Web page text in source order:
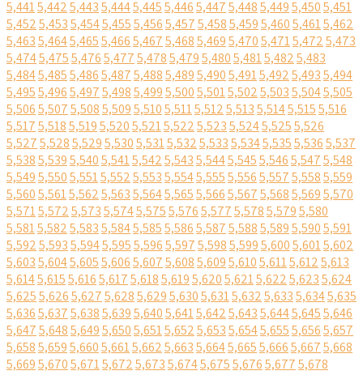
5,4415,4425,4435,4445,4455,4465,4475,4485,4495,4505,451
5,4525,4535,4545,4555,4565,4575,4585,4595,4605,4615,462
5,4635,4645,4655,4665,4675,4685,4695,4705,4715,4725,473
5,4745,4755,4765,4775,4785,4795,4805,4815,4825,483
5,4845,4855,4865,4875,4885,4895,4905,4915,4925,4935,494
5,4955,4965,4975,4985,4995,5005,5015,5025,5035,5045,505
5,5065,5075,5085,5095,5105,5115,5125,5135,5145,5155,516
5,5175,5185,5195,5205,5215,5225,5235,5245,5255,526
5,5275,5285,5295,5305,5315,5325,5335,5345,5355,5365,537
5,5385,5395,5405,5415,5425,5435,5445,5455,5465,5475,548
5,5495,5505,5515,5525,5535,5545,5555,5565,5575,5585,559
5,5605,5615,5625,5635,5645,5655,5665,5675,5685,5695,570
5,5715,5725,5735,5745,5755,5765,5775,5785,5795,580
5,5815,5825,5835,5845,5855,5865,5875,5885,5895,5905,591
5,5925,5935,5945,5955,5965,5975,5985,5995,6005,6015,602
5,6035,6045,6055,6065,6075,6085,6095,6105,6115,6125,613
5,6145,6155,6165,6175,6185,6195,6205,6215,6225,6235,624
5,6255,6265,6275,6285,6295,6305,6315,6325,6335,6345,635
5,6365,6375,6385,6395,6405,6415,6425,6435,6445,6455,646
5,6475,6485,6495,6505,6515,6525,6535,6545,6555,6565,657
5,6585,6595,6605,6615,6625,6635,6645,6655,6665,6675,668
5,6695,6705,6715,6725,6735,6745,6755,6765,6775,678